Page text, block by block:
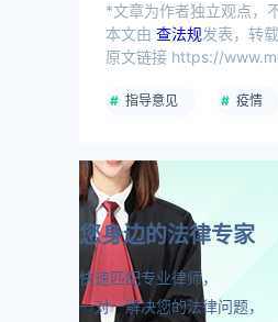
*文章为作者独立观点，
本文由 查法规发表，转
原文链接 https://
指导意见 疫情
您身边的法律专家
快速匹配专业律师，
一对一解决您的法律问题，